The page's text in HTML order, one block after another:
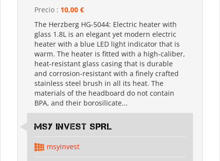
Precio : 10,00 €
The Herzberg HG-5044: Electric heater with
glass 1.8L is an elegant yet modern electric
heater with a blue LED light indicator that is
warm. The heater is fitted with a high-caliber,
heat-resistant glass casing that is durable
and corrosion-resistant with a finely crafted
stainless steel brush in all its heat. The
materials of the headboard do not contain
BPA, and their borosilicate...
MSY INVEST SPRL
msyinvest